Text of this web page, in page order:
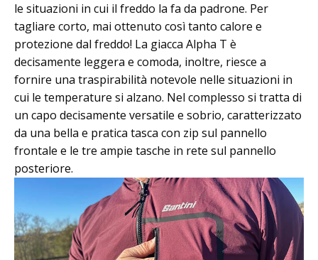
le situazioni in cui il freddo la fa da padrone. Per
tagliare corto, mai ottenuto così tanto calore e
protezione dal freddo! La giacca Alpha T è
decisamente leggera e comoda, inoltre, riesce a
fornire una traspirabilità notevole nelle situazioni in
cui le temperature si alzano. Nel complesso si tratta di
un capo decisamente versatile e sobrio, caratterizzato
da una bella e pratica tasca con zip sul pannello
frontale e le tre ampie tasche in rete sul pannello
posteriore.